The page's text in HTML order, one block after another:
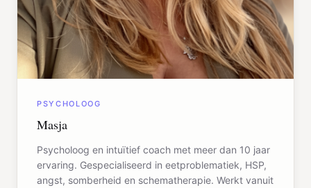
PSYCHOLOOG
Masja
Psycholoog en intuïtief coach met meer dan 10 jaar
ervaring. Gespecialiseerd in eetproblematiek, HSP,
angst, somberheid en schematherapie. Werkt vanuit